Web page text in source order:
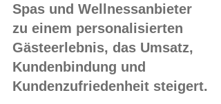
Spas und Wellnessanbieter
zu einem personalisierten
Gästeerlebnis, das Umsatz,
Kundenbindung und
Kundenzufriedenheit steigert.